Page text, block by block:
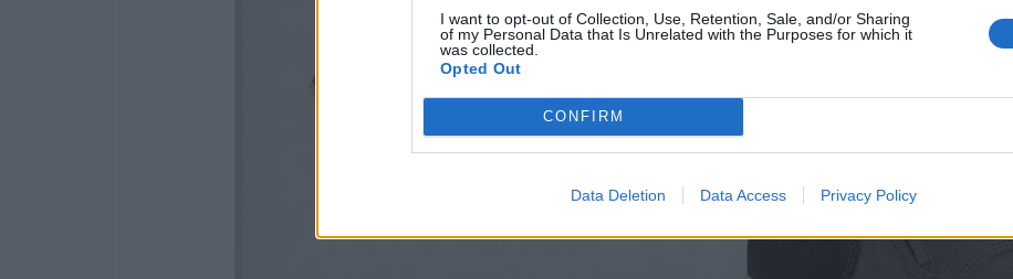
I want to opt-out of Collection, Use, Retention, Sale, and/or Sharing
of my Personal Data that Is Unrelated with the Purposes for which it
was collected.
Opted Out
CONFIRM
Data Deletion Data Access Privacy Policy